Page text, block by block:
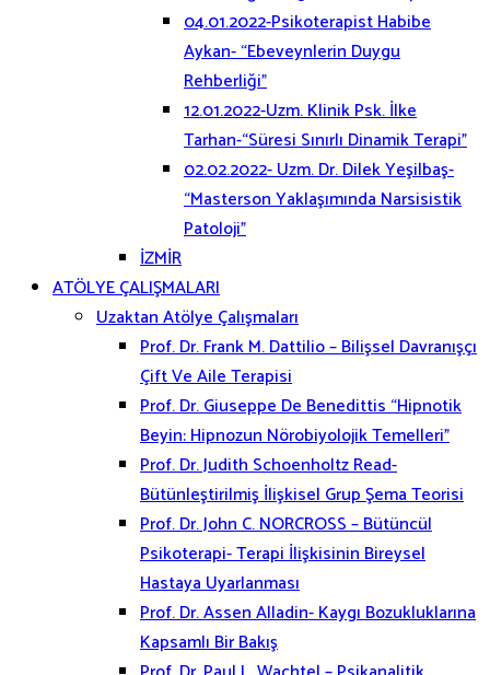
04.01.2022-Psikoterapist Habibe
Aykan- “Ebeveynlerin Duygu
Rehberliği”
12.01.2022-Uzm. Klinik Psk. İlke
Tarhan-“Süresi Sınırlı Dinamik Terapi”
02.02.2022- Uzm. Dr. Dilek Yeşilbaş-
“Masterson Yaklaşımında Narsisistik
Patoloji”
İZMİR
ATÖLYE ÇALIŞMALARI
Uzaktan Atölye Çalışmaları
Prof. Dr. Frank M. Dattilio – Bilişsel Davranışçı
Çift Ve Aile Terapisi
Prof. Dr. Giuseppe De Benedittis “Hipnotik
Beyin: Hipnozun Nörobiyolojik Temelleri”
Prof. Dr. Judith Schoenholtz Read-
Bütünleştirilmiş İlişkisel Grup Şema Teorisi
Prof. Dr. John C. NORCROSS – Bütüncül
Psikoterapi- Terapi İlişkisinin Bireysel
Hastaya Uyarlanması
Prof. Dr. Assen Alladin- Kaygı Bozukluklarına
Kapsamlı Bir Bakış